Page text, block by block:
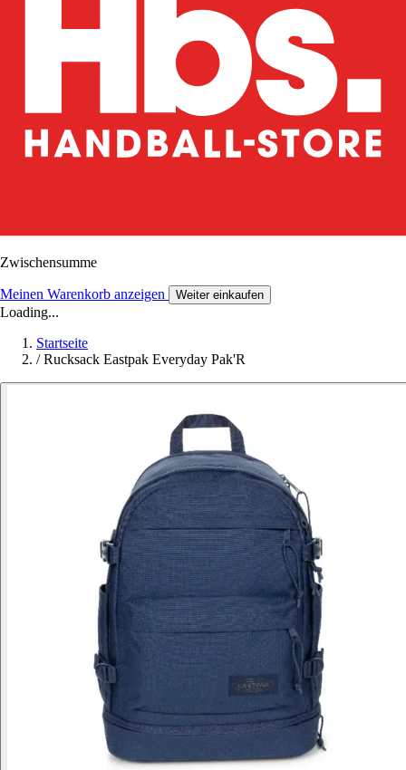
Zwischensumme
Meinen Warenkorb anzeigen Weiter einkaufen
Loading...
Startseite
/ Rucksack Eastpak Everyday Pak'R